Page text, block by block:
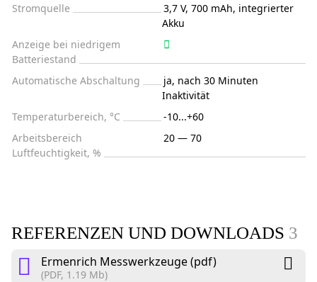
Stromquelle
3,7 V, 700 mAh, integrierter
Akku
Anzeige bei niedrigem
Batteriestand
Automatische Abschaltung
ja, nach 30 Minuten
Inaktivität
Temperaturbereich, °C
-10...+60
Arbeitsbereich
Luftfeuchtigkeit, %
20 — 70
REFERENZEN UND DOWNLOADS 3
Ermenrich Messwerkzeuge (pdf)
(PDF, 1.19 Mb)